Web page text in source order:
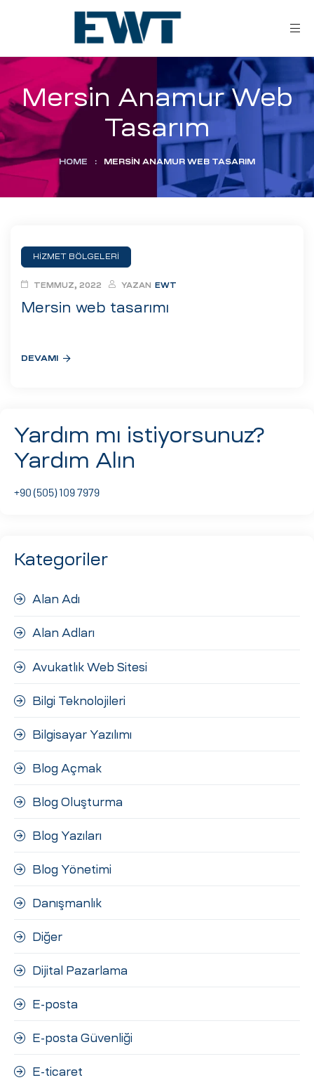
Mersin Anamur Web
Tasarım
HOME : MERSIN ANAMUR WEB TASARIM
HİZMET BÖLGELERİ
Mersin web tasarımı
TEMMUZ, 2022 YAZAN EWT
DEVAMI
Yardım mı istiyorsunuz?
Yardım Alın
+90 (505) 109 7979
Kategoriler
Alan Adı
Alan Adları
Avukatlık Web Sitesi
Bilgi Teknolojileri
Bilgisayar Yazılımı
Blog Açmak
Blog Oluşturma
Blog Yazıları
Blog Yönetimi
Danışmanlık
Diğer
Dijital Pazarlama
E-posta
E-posta Güvenliği
E-ticaret